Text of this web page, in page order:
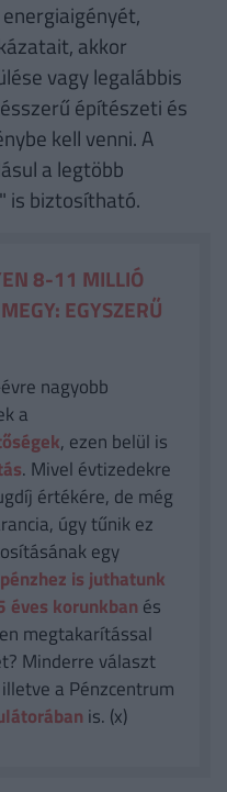
akkor
vagy legalábbis
építészeti és
kell venni. A
a legtöbb
is biztosítható.
8-11 MILLIÓ
EGYSZERŰ
nagyobb
a
, ezen belül is
. Mivel évtizedekre
értékére, de még
úgy tűnik ez
egy
is juthatunk
éves korunkban és
megtakarítással
Minderre választ
a Pénzcentrum
is. (x)